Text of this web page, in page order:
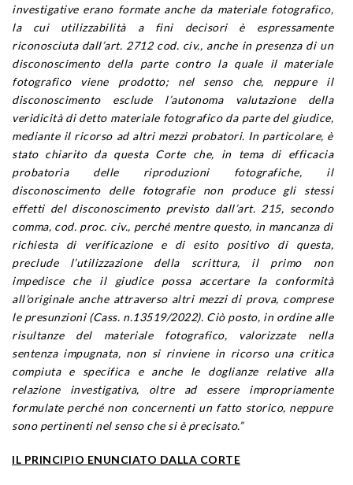
investigative erano formate anche da materiale fotografico,
la cui utilizzabilità a fini decisori è espressamente
riconosciuta dall’art. 2712 cod. civ., anche in presenza di un
disconoscimento della parte contro la quale il materiale
fotografico viene prodotto; nel senso che, neppure il
disconoscimento esclude l’autonoma valutazione della
veridicità di detto materiale fotografico da parte del giudice,
mediante il ricorso ad altri mezzi probatori. In particolare, è
stato chiarito da questa Corte che, in tema di efficacia
probatoria delle riproduzioni fotografiche, il
disconoscimento delle fotografie non produce gli stessi
effetti del disconoscimento previsto dall’art. 215, secondo
comma, cod. proc. civ., perché mentre questo, in mancanza di
richiesta di verificazione e di esito positivo di questa,
preclude l’utilizzazione della scrittura, il primo non
impedisce che il giudice possa accertare la conformità
all’originale anche attraverso altri mezzi di prova, comprese
le presunzioni (Cass. n.13519/2022). Ciò posto, in ordine alle
risultanze del materiale fotografico, valorizzate nella
sentenza impugnata, non si rinviene in ricorso una critica
compiuta e specifica e anche le doglianze relative alla
relazione investigativa, oltre ad essere impropriamente
formulate perché non concernenti un fatto storico, neppure
sono pertinenti nel senso che si è precisato.”
IL PRINCIPIO ENUNCIATO DALLA CORTE